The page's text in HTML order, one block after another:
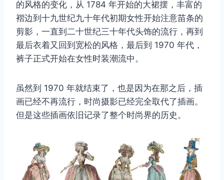
的风格的变化，从 1784 年开始的大裙摆，丰富的
褶边到十九世纪九十年代初期女性开始注意苗条的
剪影，一直到二十世纪三十年代头饰的流行，再到
最后衣着又回到宽松的风格，最后到 1970 年代，
裤子正式开始在女性时装潮流中。
虽然到 1970 年就结束了，也是因为在那之后，插
画已经不再流行，时尚摄影已经完全取代了插画。
但是这些插画依旧记录了整个时尚界的历史。